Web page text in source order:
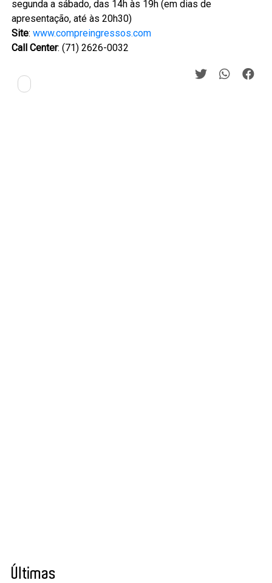
segunda a sábado, das 14h às 19h (em dias de
apresentação, até às 20h30)
Site:www.compreingressos.com
Call Center: (71) 2626-0032
Últimas